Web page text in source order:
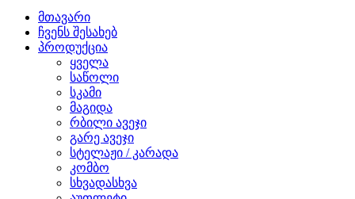
მთავარი
ჩვენს შესახებ
პროდუქცია
ყველა
საწოლი
სკამი
მაგიდა
რბილი ავეჯი
გარე ავეჯი
სტელაჟი / კარადა
კომბო
სხვადასხვა